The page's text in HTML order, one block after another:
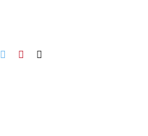
TwitterPinterest